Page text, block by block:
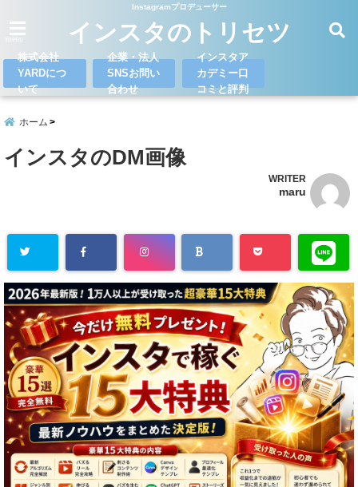
Instagramプロデューサー
インスタのトリセツ
株式会社
YARDにつ
いて
企業・法人
SNSお問い
合わせ
インスタア
カデミー口
コミと評判
ホーム
インスタのDM画像
WRITER
maru